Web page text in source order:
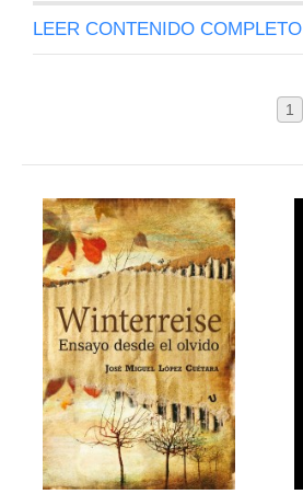
LEER CONTENIDO COMPLETO
1